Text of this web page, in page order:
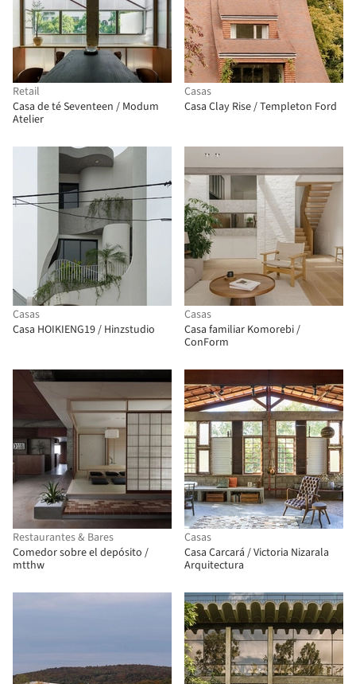
Retail
Casa de té Seventeen / Modum
Atelier
Casas
Casa Clay Rise / Templeton Ford
Casas
Casa HOIKIENG19 / Hinzstudio
Casas
Casa familiar Komorebi /
ConForm
Restaurantes & Bares
Comedor sobre el depósito /
mtthw
Casas
Casa Carcará / Victoria Nizarala
Arquitectura